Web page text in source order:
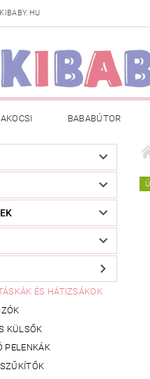
BABABÚTOR
AKCIÓS
PROGRAM RÓLUNK
ÉS HÁTIZSÁKOK
KÜLSŐK
PELENKÁK